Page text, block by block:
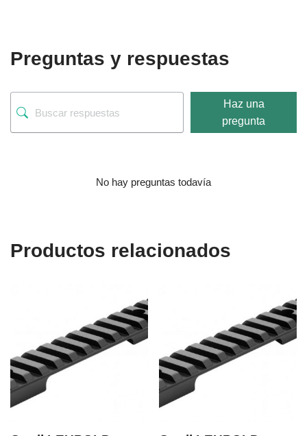
Preguntas y respuestas
Haz una
pregunta
No hay preguntas todavía
Productos relacionados